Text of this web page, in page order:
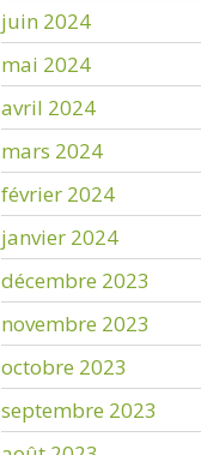
juin 2024
mai 2024
avril 2024
mars 2024
février 2024
janvier 2024
décembre 2023
novembre 2023
octobre 2023
septembre 2023